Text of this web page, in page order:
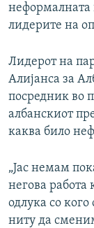
неформалната
лидерите на
Лидерот на
Алијанса за
посредник во
албанскиот
каква било
„Јас немам
негова работа
одлука со
ниту да